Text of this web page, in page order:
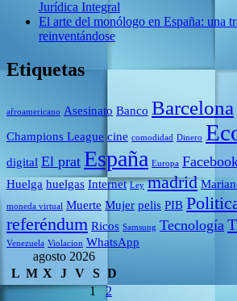
Jurídica Integral
El arte del monólogo en España: una
reinventándose
Etiquetas
afroamericano Asesinato Banco Barcelona
Champions League cine comodidad Dinero
digital El prat España Europa
Huelga huelgas Internet Ley madrid
moneda virtual Muerte Mujer pelis PIB
referéndum Ricos Samsung Tecnología
Venezuela Violacion WhatsApp
agosto 2026
L M X J V S D
1
2